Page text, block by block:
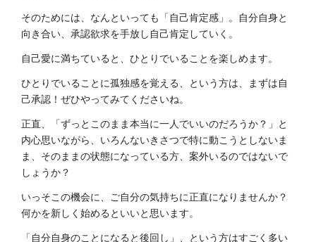
そのためには、なんといっても「自己肯定感」。自分自身と
向き合い、承認欲求を手放し自己肯定していく。
自己愛に満ちていると、ひとりでいることを楽しめます。
ひとりでいることに孤独感を覚える、という方は、まずは自
己承認！ぜひやってみてくださいね。
正直、「ずっとこのまま本当に一人でいいのだろうか？」と
内心思いながら、いろんないきさつで特に動こうとしないま
ま、そのままの状態になっている方、案外いるのではないで
しょうか？
いっそこの機会に、ご自分の気持ちに正直になりませんか？
何かを新しく始めるといいと思います。
「自分自身のことになると後回し」、という方はすごく多い